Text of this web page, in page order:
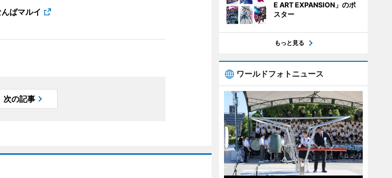
ばマルイ
次の記事
E ART EXPANSION」のポ
スター
もっと見る
ワールドフォトニュース